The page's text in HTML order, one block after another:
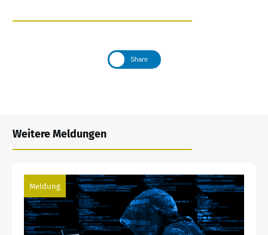
Share
Weitere Meldungen
Meldung